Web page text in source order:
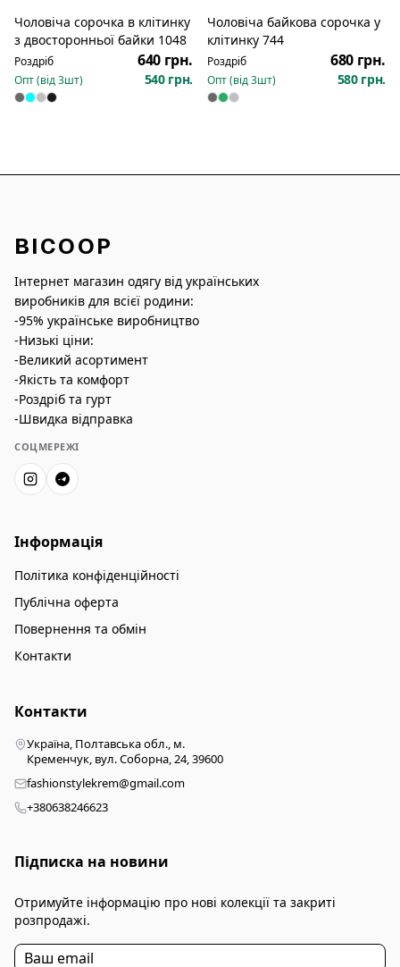
Чоловіча сорочка в клітинку
з двосторонньої байки 1048
Роздріб 640 грн.
Опт (від3шт) 540 грн.
Чоловіча байкова сорочка у
клітинку 744
Роздріб 680 грн.
Опт (від3шт) 580 грн.
BICOOP
Інтернет магазин одягу від українських
виробників для всієї родини:
-95% українське виробництво
-Низькі ціни:
-Великий асортимент
-Якість та комфорт
-Роздріб та гурт
-Швидка відправка
СОЦМЕРЕЖІ
Інформація
Політика конфіденційності
Публічна оферта
Повернення та обмін
Контакти
Контакти
Україна, Полтавська обл., м.
Кременчук, вул. Соборна, 24, 39600
fashionstylekrem@gmail.com
+380638246623
Підписка на новини
Отримуйте інформацію про нові колекції та закриті
розпродажі.